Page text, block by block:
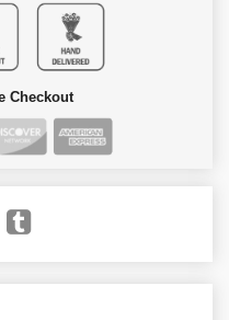
Checkout